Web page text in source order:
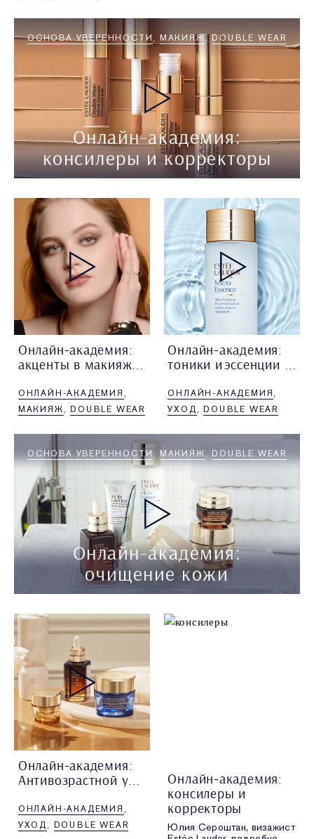
Онлайн-академия:
консилеры и корректоры
ОСНОВА УВЕРЕННОСТИ МАКИЯЖ DOUBLE WEAR
Онлайн-академия:
акценты в макияже глаз
Estée Lauder, подробно
рассказывает про акценты
в макияже глаз.
ОНЛАЙН-АКАДЕМИЯ
МАКИЯЖ
DOUBLE WEAR
Онлайн-академия:
тоники и эссенции в уходе за кожей
менеджер Estée Lauder,
подробно рассказывает
про тоники и эссенции.
ОНЛАЙН-АКАДЕМИЯ
УХОД
DOUBLE WEAR
Онлайн-академия:
очищение кожи
ОСНОВА УВЕРЕННОСТИ МАКИЯЖ DOUBLE WEAR
Онлайн-академия:
Антивозрастной уход за кожей
менеджер Estée Lauder,
подробно рассказывает
про антивозрастной уход
ОНЛАЙН-АКАДЕМИЯ
УХОД
DOUBLE WEAR
Онлайн-академия:
консилеры и
корректоры
Юлия Сероштан, визажист